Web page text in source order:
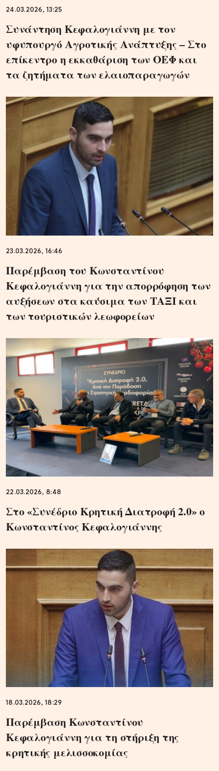
24.03.2026, 13:25
Συνάντηση Κεφαλογιάννη με τον
υφυπουργό Αγροτικής Ανάπτυξης – Στο
επίκεντρο η εκκαθάριση των ΟΕΦ και
τα ζητήματα των ελαιοπαραγωγών
23.03.2026, 16:46
Παρέμβαση του Κωνσταντίνου
Κεφαλογιάννη για την απορρόφηση των
αυξήσεων στα καύσιμα των ΤΑΞΙ και
των τουριστικών λεωφορείων
22.03.2026, 8:48
Στο «Συνέδριο Κρητική Διατροφή 2.0» ο
Κωνσταντίνος Κεφαλογιάννης
18.03.2026, 18:29
Παρέμβαση Κωνσταντίνου
Κεφαλογιάννη για τη στήριξη της
κρητικής μελισσοκομίας